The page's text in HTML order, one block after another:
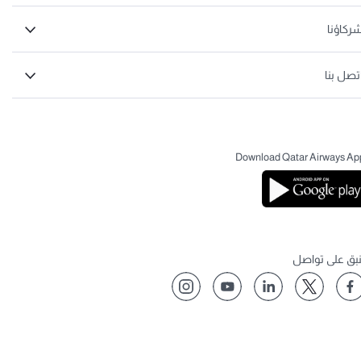
بنا
Download Qatar Airways
على تواصل